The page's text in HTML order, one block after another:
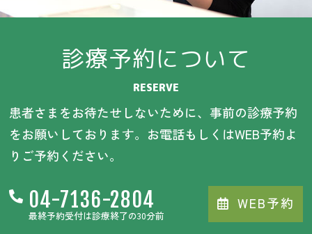
診療予約について
RESERVE
患者さまをお待たせしないために、事前の診療予約
をお願いしております。お電話もしくはWEB予約よ
りご予約ください。
04-7136-2804
最終予約受付は診療終了の30分前
WEB予約